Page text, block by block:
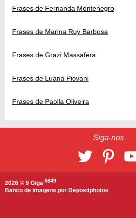
Frases de Fernanda Montenegro
Frases de Marina Ruy Barbosa
Frases de Grazi Massafera
Frases de Luana Piovani
Frases de Paolla Oliveira
Siga-nos
2026 © 9 Giga 6849
Banco de imagens por Depositphotos